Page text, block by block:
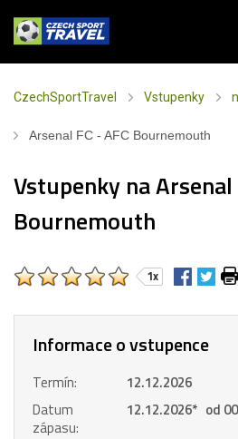
CzechSportTravel Vstupenky
Arsenal FC - AFC Bournemouth
Vstupenky na Arsenal
Bournemouth
1x
Informace o vstupence
Termín:
12.12.2026
Datum
zápasu:
12.12.2026* od